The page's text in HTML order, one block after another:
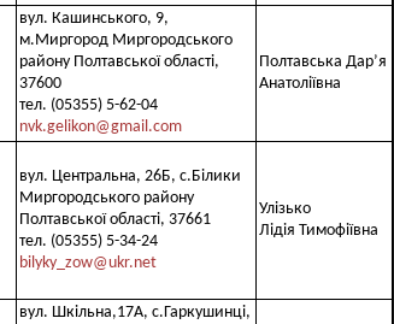
вул. Кашинського, 9,
м.Миргород Миргородського
району Полтавської області,
37600
тел. (05355) 5-62-04
nvk.gelikon@gmail.com
Полтавська Дар’я
Анатоліївна
вул. Центральна, 26Б, с.Білики
Миргородського району
Полтавської області, 37661
тел. (05355) 5-34-24
bilyky_zow@ukr.net
Улізько
Лідія Тимофіївна
вул. Шкільна,17А, с.Гаркушинці,